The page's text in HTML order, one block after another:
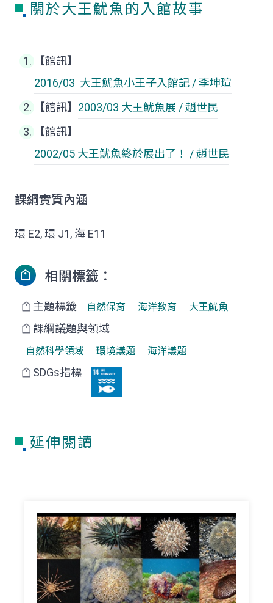
關於大王魷魚的入館故事
【館訊】
2016/03 大王魷魚小王子入館記 / 李坤瑄
【館訊】 2003/03 大王魷魚展 / 趙世民
【館訊】
2002/05 大王魷魚終於展出了！ / 趙世民
課綱實質內涵
環 E2, 環 J1, 海 E11
相關標籤：
主題標籤 自然保育 海洋教育 大王魷魚
課綱議題與領域
自然科學領域 環境議題 海洋議題
SDGs指標
延伸閱讀